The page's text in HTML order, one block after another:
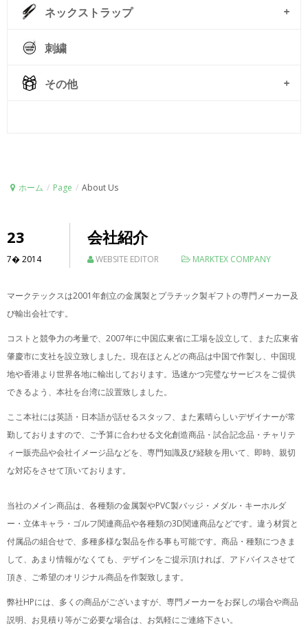
ネックストラップ
刺繍
その他
ホーム / Page / About Us
23
7�2014
会社紹介
WEBSITE EDITOR MARKTEX COMPANY
マークテックスは2001 年創立の金属製とプラチック製ギフトの専門メーカー及
び輸出会社です。
コストと競争力の考量で、 2007年に中国広東省に工場を設立して、また広東省
肇慶市に支社を設立致しました。現在ほとんどの商品は中国で作製し、中国現
地や香港より世界各地に輸出しております。 迅速かつ完璧なサービスをご提供
できるよう、本社を台湾に設置致しました。
ここ本社には英語・日本語が話せるスタッフ、また素晴らしいデザイナーが常
勤しておりますので、ご予算に合わせる文化創造商品・試合記念品・チャリテ
ィー販売品や会社イメージ品などを、専門知識及び経験を用いて、即時、親切
な対応をさせて頂いております。
当社のメイン商品は、各種類の金属製やPVC製バッジ・メダル・キーホルダ
ー・立体キャラ・ゴルフ関連商品や各種類の3D関連商品などです。違う材質と
付属品の組合せで、多種多様な製品を作る事も可能です。商品・種類につきま
して、あまり情報がなくても、デザインをご提示頂ければ、アドバイスさせて
頂き、ご希望のオリジナル商品を作製致します。
弊社HPには、多くの商品がございますが、専門メーカーをお探しの場合や商品
説明、お見積り等がご必要な場合は、お気軽にご連絡下さい。